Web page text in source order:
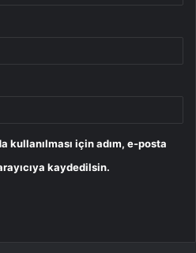
kullanılması için adım, e-posta
kaydedilsin.